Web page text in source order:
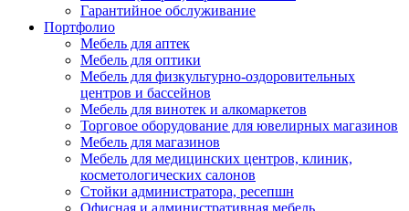
Гарантийное обслуживание
Портфолио
Мебель для аптек
Мебель для оптики
Мебель для физкультурно-оздоровительных
центров и бассейнов
Мебель для винотек и алкомаркетов
Торговое оборудование для ювелирных магазинов
Мебель для магазинов
Мебель для медицинских центров, клиник,
косметологических салонов
Стойки администратора, ресепшн
Офисная и административная мебель